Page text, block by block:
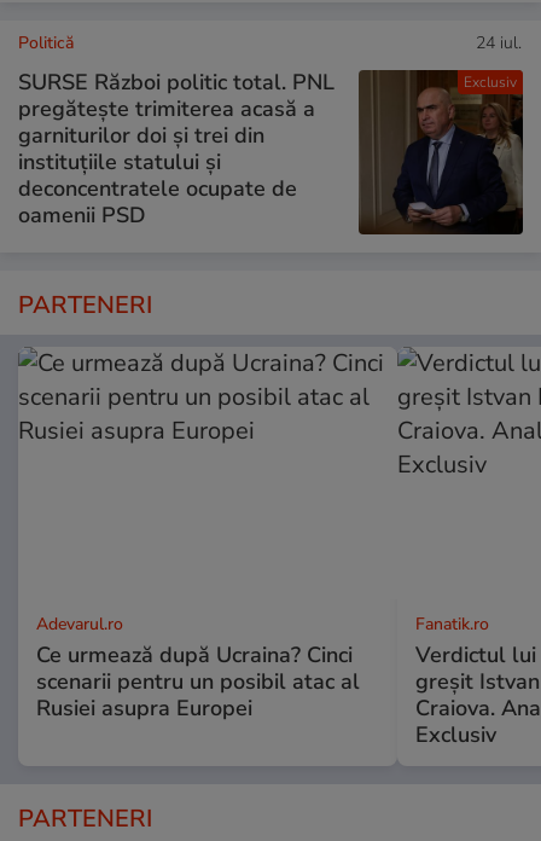
Exclusiv
Politică 24 iul.
SURSE Război politic total. PNL
pregătește trimiterea acasă a
garniturilor doi și trei din
instituțiile statului și
deconcentratele ocupate de
oamenii PSD
PARTENERI
Adevarul.ro
Ce urmează după Ucraina? Cinci
scenarii pentru un posibil atac al
Rusiei asupra Europei
Fanatik.ro
Verdictul lui
greșit
Craiova.
Exclusiv
PARTENERI